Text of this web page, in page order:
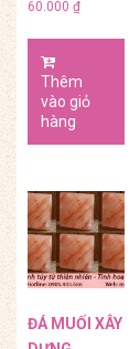
60.000 ₫
Thêm
vào giỏ
hàng
ĐÁ MUỐI XÂY